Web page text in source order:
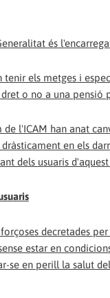
és
els metges i
o no a una pensió
l'ICAM han anat
en els
dels usuaris
decretades
estar en
se en perill la salut